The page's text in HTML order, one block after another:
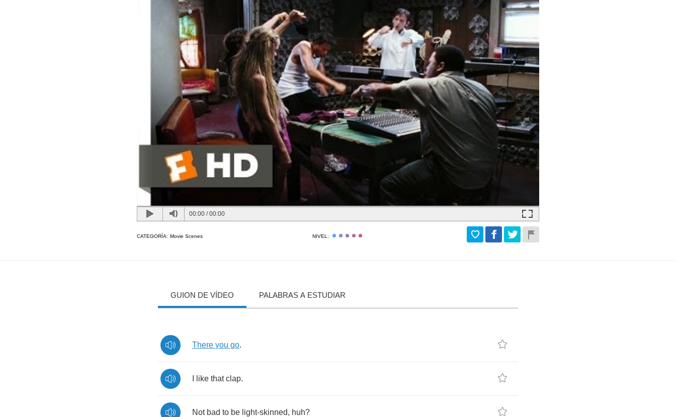
00:00 /00:00
CATEGORÍA: Movie Scenes NIVEL:
GUION DE VÍDEO PALABRAS A ESTUDIAR
There you go.
like that clap.
Not bad to be light-skinned, huh?